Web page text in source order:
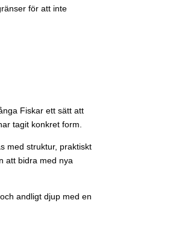
för att inte
Fiskar ett sätt att
tagit konkret form.
med struktur, praktiskt
att bidra med nya
andligt djup med en